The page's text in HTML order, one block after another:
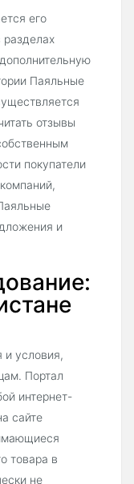
его
разделах
Паяльные
отзывы
покупатели
и
условия,
Портал
интернет-
сайте
товара в
не